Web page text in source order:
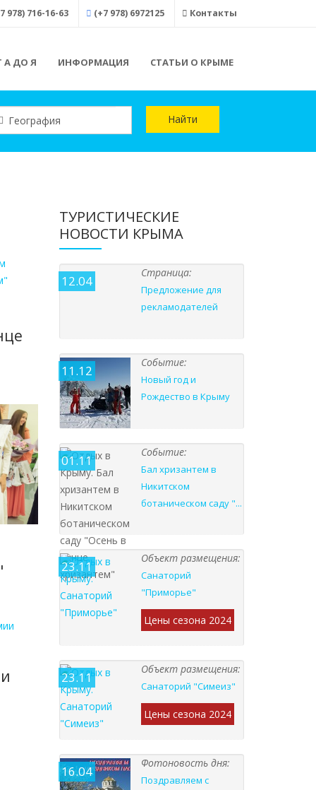
978) 716-16-63 (+7 978) 6972125 Контакты
А ДО Я ИНФОРМАЦИЯ СТАТЬИ О КРЫМЕ
Найти
ТУРИСТИЧЕСКИЕ
НОВОСТИ КРЫМА
12.04
Страница:
Предложение для
рекламодателей
11.12
Событие:
Новый год и
Рождество в Крыму
01.11
Событие:
Бал хризантем в
Никитском
ботаническом саду "...
23.11
Объект размещения:
Санаторий
"Приморье"
Цены сезона 2024
23.11
Объект размещения:
Санаторий "Симеиз"
Цены сезона 2024
16.04
Фотоновость дня:
Поздравляем с